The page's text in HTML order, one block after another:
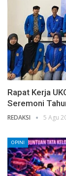
Rapat Kerja
Seremoni
REDAKSI 5 Agu
OPINI